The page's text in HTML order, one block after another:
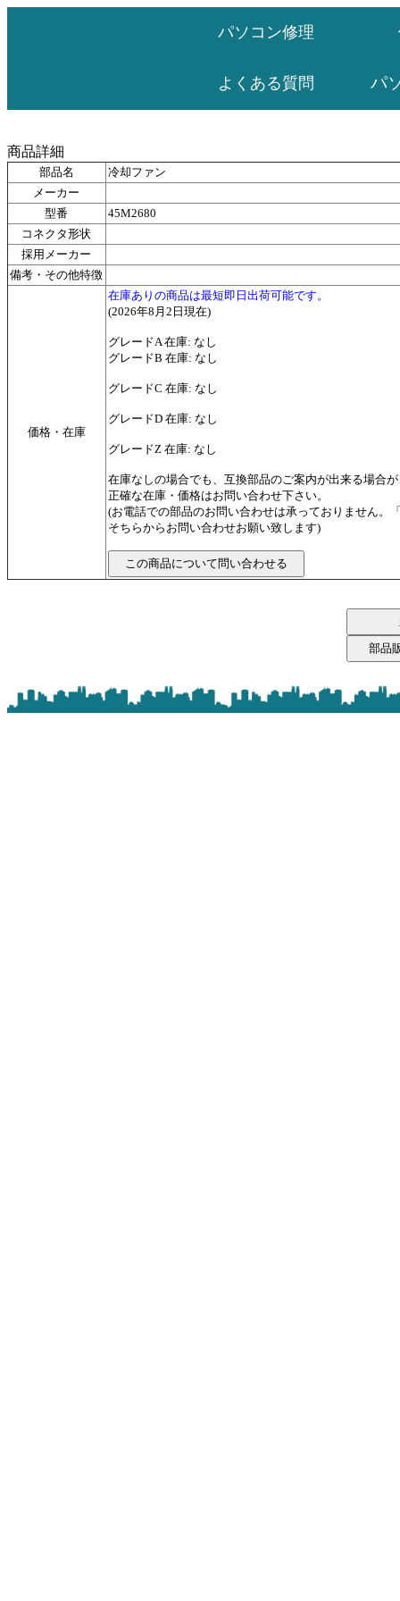
パソコン修理
よくある質問 パ
商品詳細
部品名
冷却ファン
メーカー
型番
45M2680
コネクタ形状
採用メーカー
備考・その他特徴
価格・在庫
在庫ありの商品は最短即日出荷可能です。
(2026年8月2日現在)
グレードA 在庫: なし
グレードB 在庫: なし
グレードC 在庫: なし
グレードD 在庫: なし
グレードZ 在庫: なし
在庫なしの場合でも、互換部品のご案内が出来る場合
正確な在庫・価格はお問い合わせ下さい。
(お電話での部品のお問い合わせは承っておりません。
そちらからお問い合わせお願い致します)